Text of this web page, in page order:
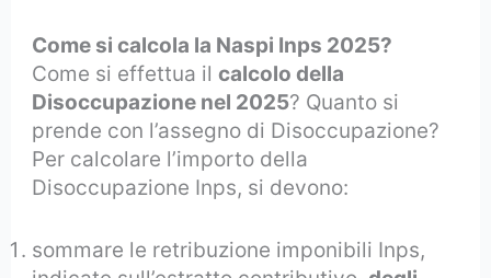
Come si calcola la Naspi Inps 2025?
Come si effettua ilcalcolo della
Disoccupazione nel 2025? Quanto si
prende con l’assegno di Disoccupazione?
Per calcolare l’importo della
Disoccupazione Inps, si devono:
sommare le retribuzione imponibili Inps,